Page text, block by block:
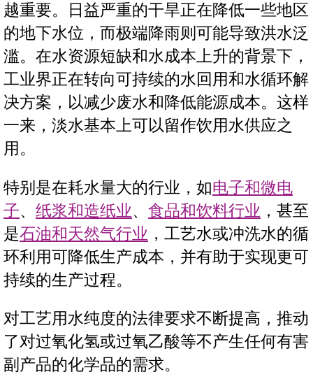
越重要。日益严重的干旱正在降低一些地区
的地下水位，而极端降雨则可能导致洪水泛
滥。在水资源短缺和水成本上升的背景下，
工业界正在转向可持续的水回用和水循环解
决方案，以减少废水和降低能源成本。这样
一来，淡水基本上可以留作饮用水供应之
用。
特别是在耗水量大的行业，如电子和微电
子、 纸浆和造纸业、 食品和饮料行业 ，甚至
是石油和天然气行业 ，工艺水或冲洗水的循
环利用可降低生产成本，并有助于实现更可
持续的生产过程。
对工艺用水纯度的法律要求不断提高，推动
了对过氧化氢或过氧乙酸等不产生任何有害
副产品的化学品的需求。